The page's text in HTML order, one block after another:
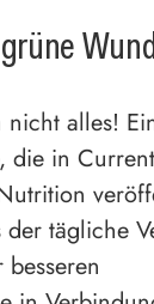
alles!
die in Current
tägliche